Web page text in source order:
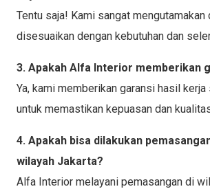
Tentu saja! Kami sangat mengutamakan
disesuaikan dengan kebutuhan dan
3. Apakah Alfa Interior memberikan
Ya, kami memberikan garansi hasil
untuk memastikan kepuasan dan
4. Apakah bisa dilakukan
wilayah Jakarta?
Alfa Interior melayani pemasangan di